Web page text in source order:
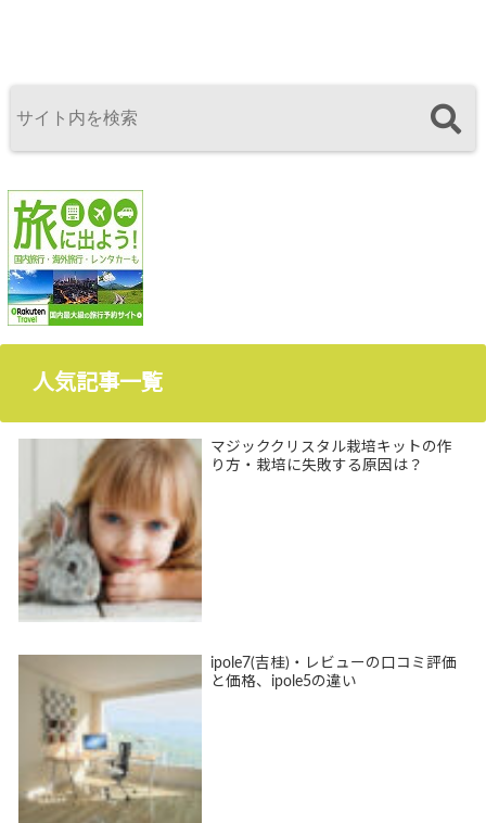
人気記事一覧
マジッククリスタル栽培キットの作
り方・栽培に失敗する原因は？
ipole7(吉桂)・レビューの口コミ評価
と価格、ipole5の違い